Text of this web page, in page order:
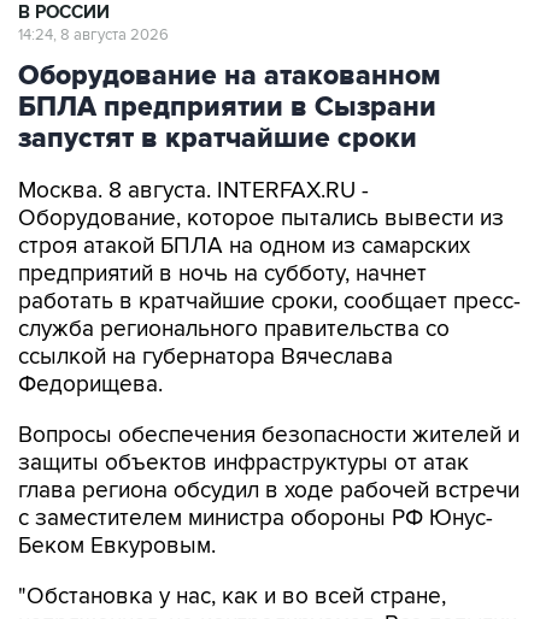
В РОССИИ
14:24, 8 августа 2026
Оборудование на атакованном
БПЛА предприятии в Сызрани
запустят в кратчайшие сроки
Москва. 8 августа. INTERFAX.RU -
Оборудование, которое пытались вывести из
строя атакой БПЛА на одном из самарских
предприятий в ночь на субботу, начнет
работать в кратчайшие сроки, сообщает пресс-
служба регионального правительства со
ссылкой на губернатора Вячеслава
Федорищева.
Вопросы обеспечения безопасности жителей и
защиты объектов инфраструктуры от атак
глава региона обсудил в ходе рабочей встречи
с заместителем министра обороны РФ Юнус-
Беком Евкуровым.
"Обстановка у нас, как и во всей стране,